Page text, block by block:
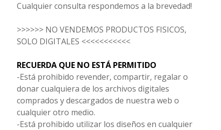
Cualquier consulta respondemos a la brevedad!
>>>>>> NO VENDEMOS PRODUCTOS FISICOS,
SOLO DIGITALES <<<<<<<<<<<
RECUERDA QUE NO ESTÁ PERMITIDO
-Está prohibido revender, compartir, regalar o
donar cualquiera de los archivos digitales
comprados y descargados de nuestra web o
cualquier otro medio.
-Está prohibido utilizar los diseños en cualquier